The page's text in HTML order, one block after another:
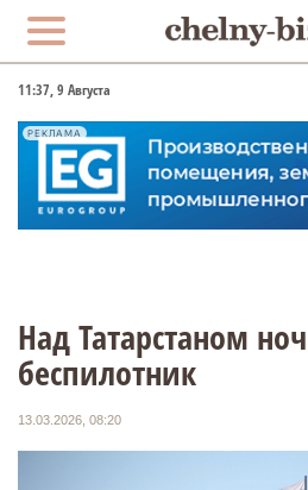
11:37, 9 Августа
РЕКЛАМА
Над Татарстаном
беспилотник
13.03.2026, 08:20